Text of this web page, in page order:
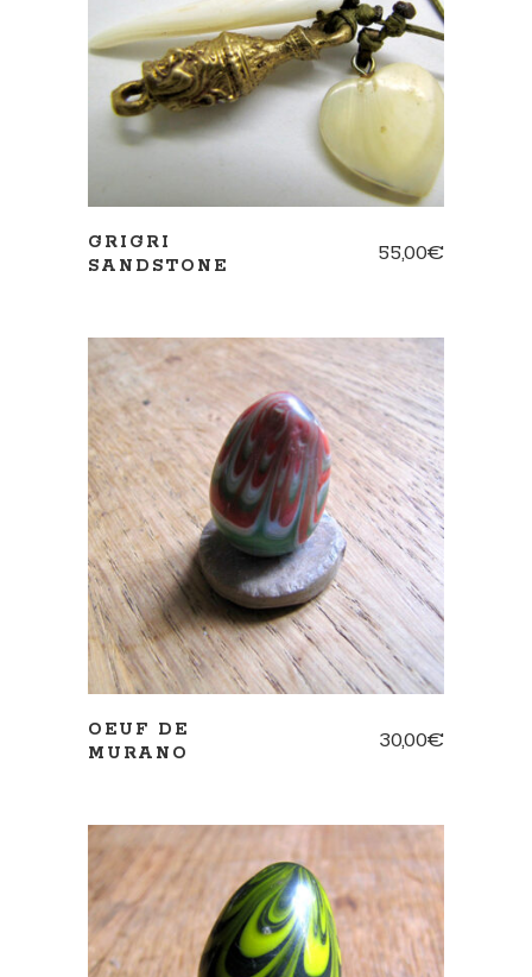
AJOUTER AU PANIER
GRIGRI
SANDSTONE
55,00€
AJOUTER AU PANIER
OEUF DE
MURANO
30,00€